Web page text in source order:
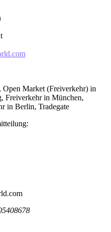
Market (Freiverkehr) in
Freiverkehr in München,
in Berlin, Tradegate